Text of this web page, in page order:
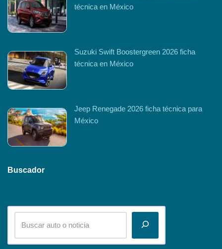
técnica en México
Suzuki Swift Boostergreen 2026 ficha
técnica en México
Jeep Renegade 2026 ficha técnica para
México
Buscador